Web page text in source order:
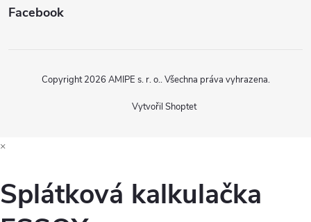
Facebook
Vytvořil Shoptet
Copyright 2026 AMIPE s. r. o.. Všechna práva vyhrazena.
×
Splátková kalkulačka